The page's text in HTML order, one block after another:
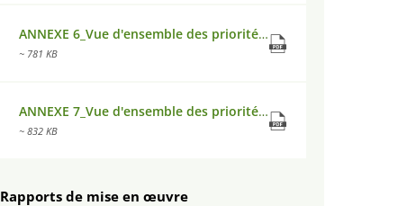
ANNEXE 6_Vue d'ensemble des priorités d'action surfaces GE et GI OST.pdf
~ 781 KB
ANNEXE 7_Vue d'ensemble des priorités d'action surfaces GE et GI WEST.pdf
~ 832 KB
Rapports de mise en œuvre